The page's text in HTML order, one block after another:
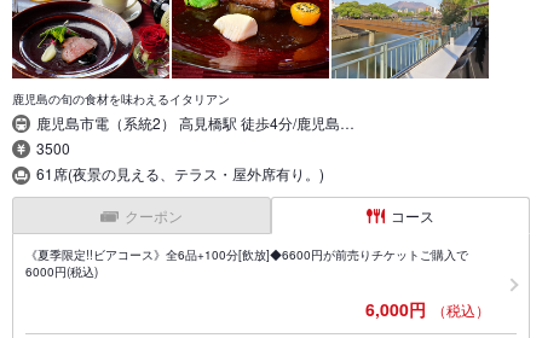
鹿児島の旬の食材を味わえるイタリアン
鹿児島市電（系統2） 高見橋駅 徒歩4分/鹿児島…
3500
61席(夜景の見える、テラス・屋外席有り。)
クーポン コース
《夏季限定!!ビアコース》全6品+100分[飲放]◆6600円が前売りチケットご購入で
6000円(税込)
6,000円 （税込）